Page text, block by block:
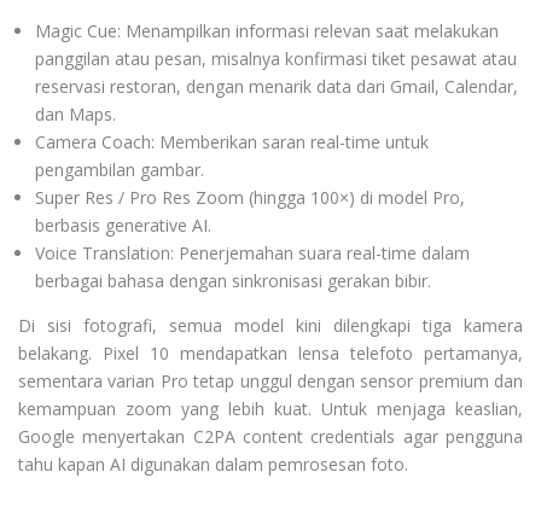
Magic Cue: Menampilkan informasi relevan saat melakukan
panggilan atau pesan, misalnya konfirmasi tiket pesawat atau
reservasi restoran, dengan menarik data dari Gmail, Calendar,
dan Maps.
Camera Coach: Memberikan saran real-time untuk
pengambilan gambar.
Super Res / Pro Res Zoom (hingga 100×) di model Pro,
berbasis generative AI.
Voice Translation: Penerjemahan suara real-time dalam
berbagai bahasa dengan sinkronisasi gerakan bibir.
Di sisi fotografi, semua model kini dilengkapi tiga kamera
belakang. Pixel 10 mendapatkan lensa telefoto pertamanya,
sementara varian Pro tetap unggul dengan sensor premium dan
kemampuan zoom yang lebih kuat. Untuk menjaga keaslian,
Google menyertakan C2PA content credentials agar pengguna
tahu kapan AI digunakan dalam pemrosesan foto.